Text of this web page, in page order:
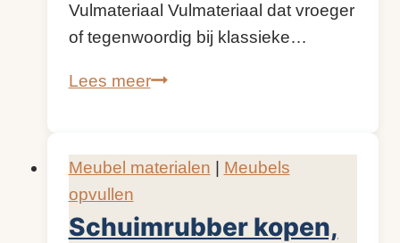
Vulmateriaal Vulmateriaal dat vroeger
of tegenwoordig bij klassieke…
Lees meerBijzonder
Meubel materialen
Meubels
opvullen
Schuimrubber kopen,